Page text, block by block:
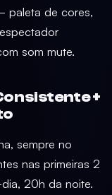
paleta de cores,
som mute.
+
sempre no
nas primeiras 2
20h da noite.